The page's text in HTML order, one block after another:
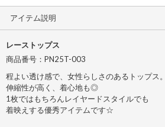
アイテム説明
レーストップス
商品番号：PN25T-003
程よい透け感で、女性らしさのあるトップス。
伸縮性が高く、着心地も◎
1枚ではもちろんレイヤードスタイルでも
着映えする優秀アイテムです☆